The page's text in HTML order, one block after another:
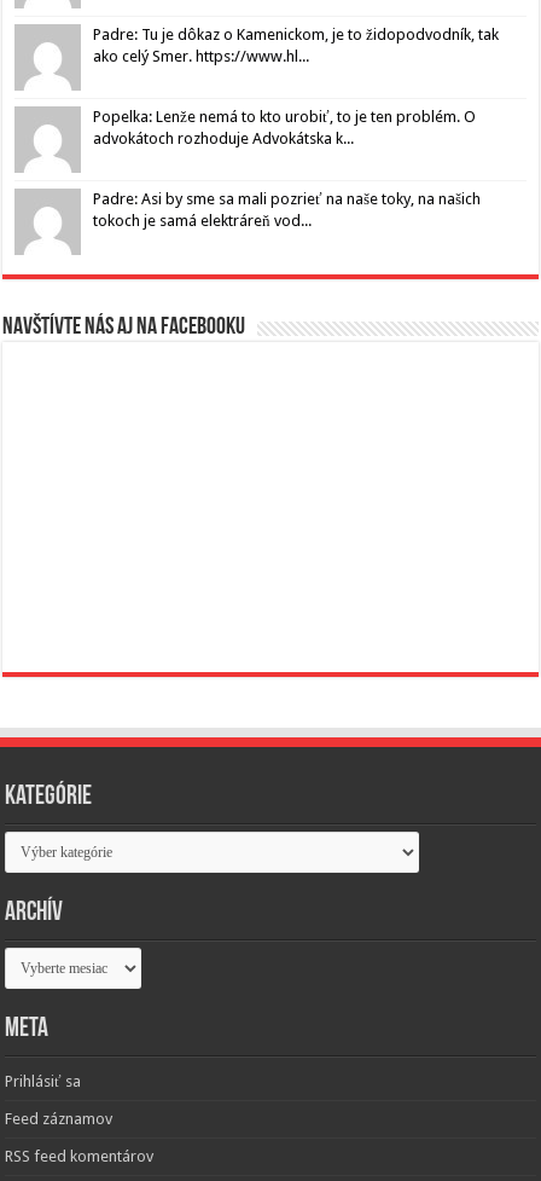
Padre: Tu je dôkaz o Kamenickom, je to židopodvodník, tak
ako celý Smer. https://www.hl...
Popelka: Lenže nemá to kto urobiť, to je ten problém. O
advokátoch rozhoduje Advokátska k...
Padre: Asi by sme sa mali pozrieť na naše toky, na našich
tokoch je samá elektráreň vod...
Navštívte nás aj na Facebooku
Kategórie
Kategórie
Archív
Archív
Meta
Prihlásiť sa
Feed záznamov
RSS feed komentárov